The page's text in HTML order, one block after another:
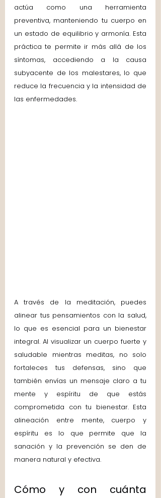
actúa como una herramienta
preventiva, manteniendo tu cuerpo en
un estado de equilibrio y armonía. Esta
práctica te permite ir más allá de los
síntomas, accediendo a la causa
subyacente de los malestares, lo que
reduce la frecuencia y la intensidad de
las enfermedades.
A través de la meditación, puedes
alinear tus pensamientos con la salud,
lo que es esencial para un bienestar
integral. Al visualizar un cuerpo fuerte y
saludable mientras meditas, no solo
fortaleces tus defensas, sino que
también envías un mensaje claro a tu
mente y espíritu de que estás
comprometida con tu bienestar. Esta
alineación entre mente, cuerpo y
espíritu es lo que permite que la
sanación y la prevención se den de
manera natural y efectiva.
Cómo y con cuánta